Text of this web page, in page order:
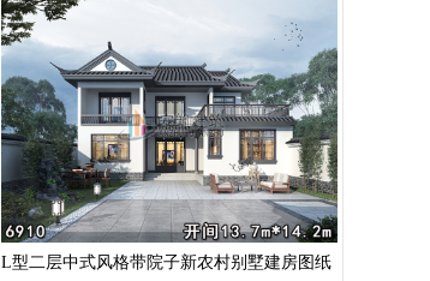
L型二层中式风格带院子新农村别墅建房图纸